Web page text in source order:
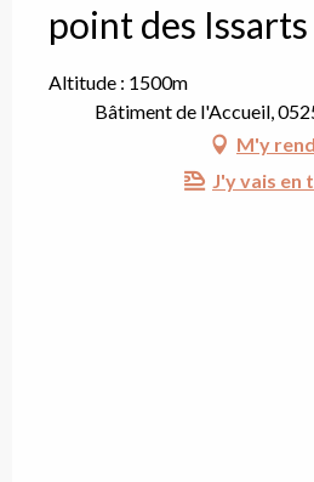
point des Issarts
Altitude : 1500m
Bâtiment de l'Accueil,
M'y
J'y vais en